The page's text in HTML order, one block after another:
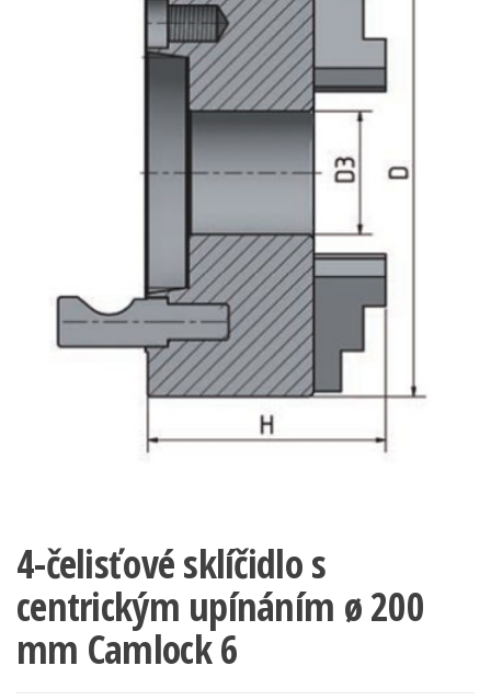
4-čelisťové sklíčidlo s
centrickým upínáním ø 200
mm Camlock 6